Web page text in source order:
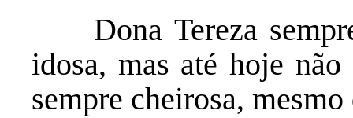
Dona Tereza
idosa, mas até hoje
sempre cheirosa,